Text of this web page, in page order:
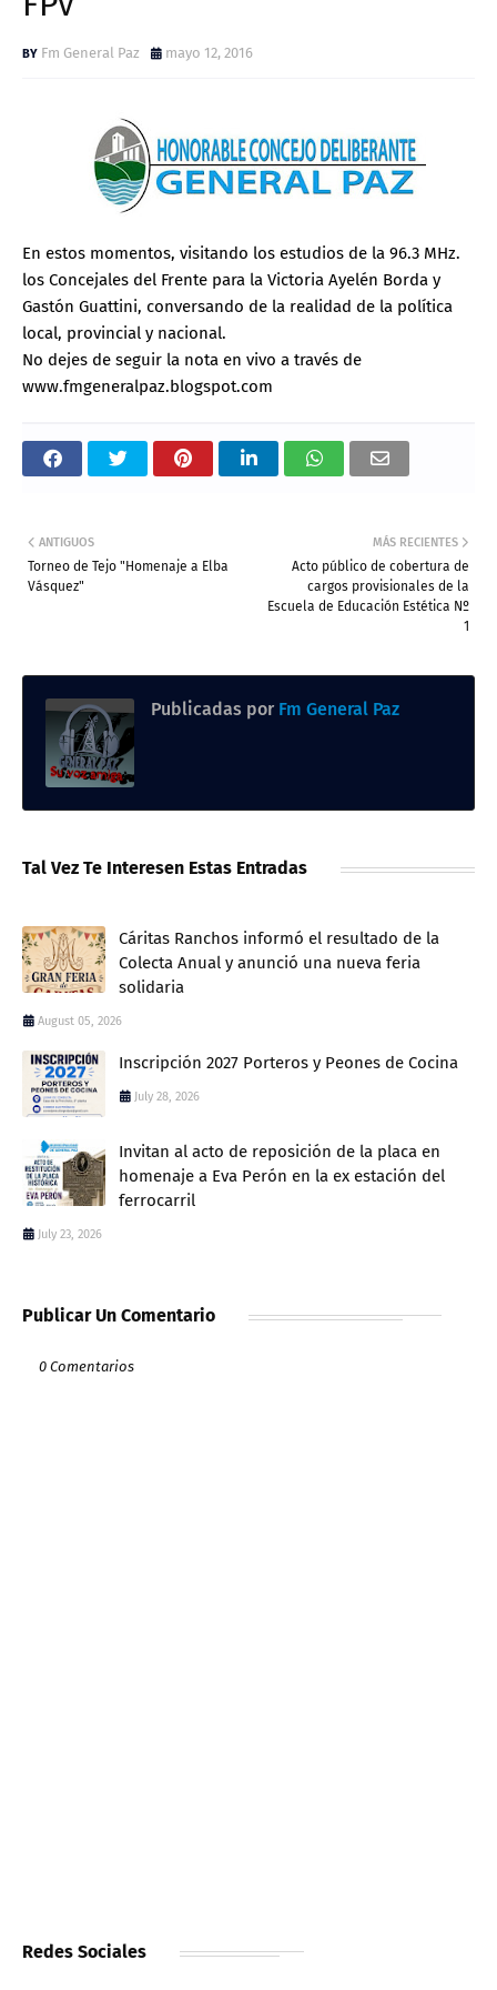
Fm General Paz mayo 12, 2016
En estos momentos, visitando los estudios de la 96.3 MHz.
los Concejales del Frente para la Victoria Ayelén Borda y
Gastón Guattini, conversando de la realidad de la política
local, provincial y nacional.
No dejes de seguir la nota en vivo a través de
www.fmgeneralpaz.blogspot.com
MÁS RECIENTES
Acto público de cobertura de
cargos provisionales de la
Escuela de Educación Estética Nº
1
ANTIGUOS
Torneo de Tejo "Homenaje a Elba
Vásquez"
Publicadas por Fm General Paz
Tal Vez Te Interesen Estas Entradas
Cáritas Ranchos informó el resultado de la
Colecta Anual y anunció una nueva feria
solidaria
August 05, 2026
Inscripción 2027 Porteros y Peones de Cocina
July 28, 2026
Invitan al acto de reposición de la placa en
homenaje a Eva Perón en la ex estación del
ferrocarril
July 23, 2026
Publicar Un Comentario
0 Comentarios
Redes Sociales